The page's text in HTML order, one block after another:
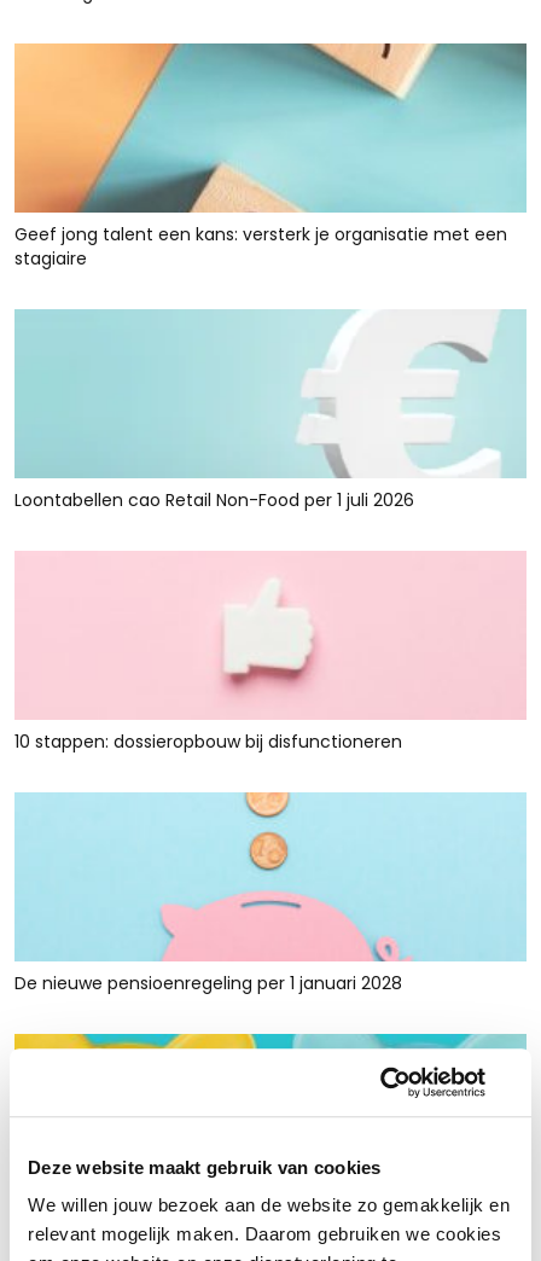
Deze website maakt gebruik van cookies
We willen jouw bezoek aan de website zo gemakkelijk en
relevant mogelijk maken. Daarom gebruiken we cookies
Geef jong talent een kans: versterk je organisatie met een
stagiaire
Loontabellen cao Retail Non-Food per 1 juli 2026
10 stappen: dossieropbouw bij disfunctioneren
De nieuwe pensioenregeling per 1 januari 2028
Rust en ruimte met werkkapitaalfinanciering: voor retailers
die tijdelijk krap zitten